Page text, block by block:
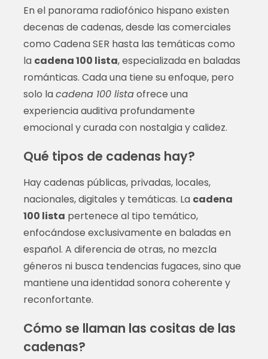
En el panorama radiofónico hispano existen
decenas de cadenas, desde las comerciales
como Cadena SER hasta las temáticas como
la cadena 100 lista, especializada en baladas
románticas. Cada una tiene su enfoque, pero
solo lacadena 100 listaofrece una
experiencia auditiva profundamente
emocional y curada con nostalgia y calidez.
Qué tipos de cadenas hay?
Hay cadenas públicas, privadas, locales,
nacionales, digitales y temáticas. La cadena
100 lista pertenece al tipo temático,
enfocándose exclusivamente en baladas en
español. A diferencia de otras, no mezcla
géneros ni busca tendencias fugaces, sino que
mantiene una identidad sonora coherente y
reconfortante.
Cómo se llaman las cositas de las
cadenas?